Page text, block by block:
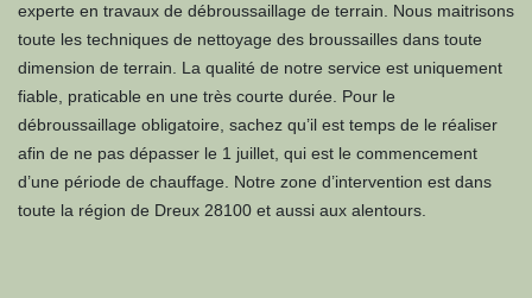
experte en travaux de débroussaillage de terrain. Nous maitrisons
toute les techniques de nettoyage des broussailles dans toute
dimension de terrain. La qualité de notre service est uniquement
fiable, praticable en une très courte durée. Pour le
débroussaillage obligatoire, sachez qu’il est temps de le réaliser
afin de ne pas dépasser le 1 juillet, qui est le commencement
d’une période de chauffage. Notre zone d’intervention est dans
toute la région de Dreux 28100 et aussi aux alentours.